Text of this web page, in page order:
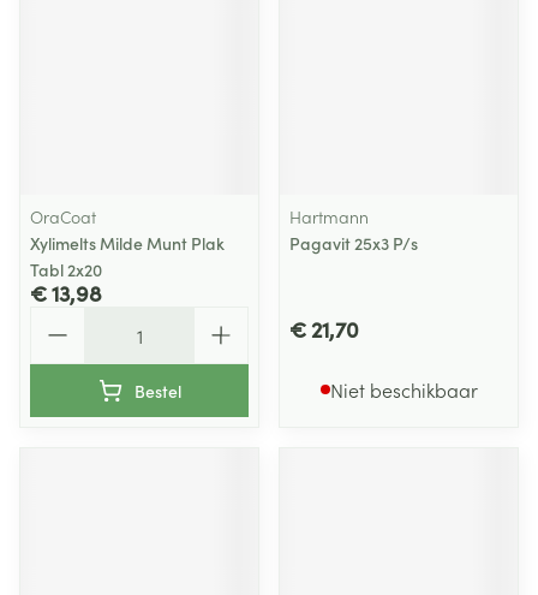
OraCoat
Xylimelts Milde Munt Plak
Tabl 2x20
€ 13,98
Bestel
Hartmann
Pagavit 25x3 P/s
€ 21,70
Niet beschikbaar